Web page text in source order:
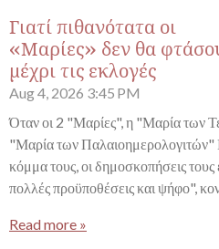
Γιατί πιθανότατα οι
«Μαρίες» δεν θα
μέχρι τις εκλογές
Aug 4, 2026 3:45 PM
Όταν οι 2 "Μαρίες", η "Μαρία των
"Μαρία των Παλαιοημερολογιτών"
κόμμα τους, οι δημοσκοπήσεις τους
πολλές προϋποθέσεις και ψήφο",
Read more »